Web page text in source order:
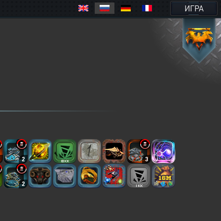
ИГРА
2 3
2